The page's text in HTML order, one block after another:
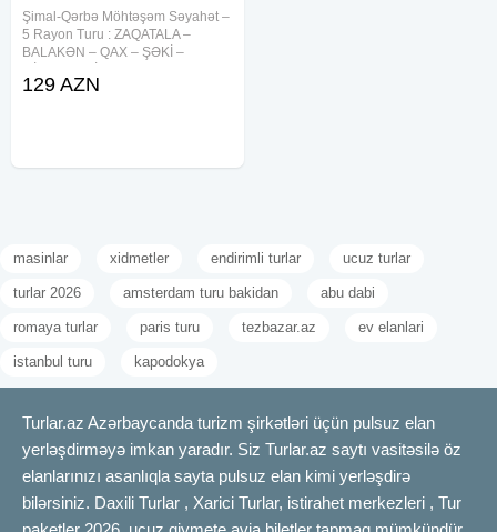
Şimal-Qərbə Möhtəşəm Səyahət –
5 Rayon Turu : ZAQATALA –
BALAKƏN – QAX – ŞƏKİ –
4★" İlisu , Qax Otelində
129 AZN
masinlar xidmetler endirimli turlar ucuz turlar
turlar 2026 amsterdam turu bakidan abu dabi
romaya turlar paris turu tezbazar.az ev elanlari
istanbul turu kapodokya
Turlar.az Azərbaycanda turizm şirkətləri üçün pulsuz elan
yerləşdirməyə imkan yaradır. Siz Turlar.az saytı vasitəsilə öz
elanlarınızı asanlıqla sayta pulsuz elan kimi yerləşdirə
bilərsiniz. Daxili Turlar , Xarici Turlar, istirahet merkezleri , Tur